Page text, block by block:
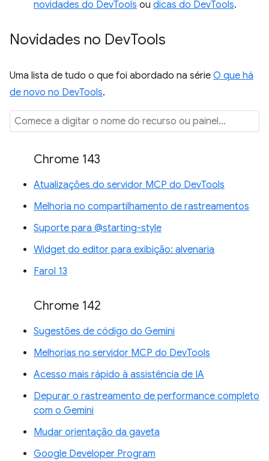
novidades do DevTools ou dicas do DevTools.
Novidades no DevTools
Uma lista de tudo o que foi abordado na série O que há
de novo no DevTools.
Chrome 143
Atualizações do servidor MCP do DevTools
Melhoria no compartilhamento de rastreamentos
Suporte para @starting-style
Widget do editor para exibição: alvenaria
Farol 13
Chrome 142
Sugestões de código do Gemini
Melhorias no servidor MCP do DevTools
Acesso mais rápido à assistência de IA
Depurar o rastreamento de performance completo
com o Gemini
Mudar orientação da gaveta
Google Developer Program